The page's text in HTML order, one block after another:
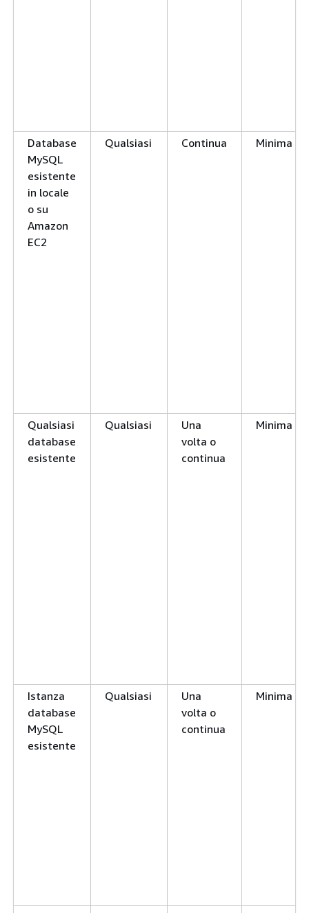
Database
MySQL
esistente
in locale
o su
Amazon
EC2
Qualsiasi Continua Minima
Qualsiasi
database
esistente
Qualsiasi
Una
volta o
continua
Minima
Istanza
database
MySQL
esistente
Qualsiasi
Una
volta o
continua
Minima